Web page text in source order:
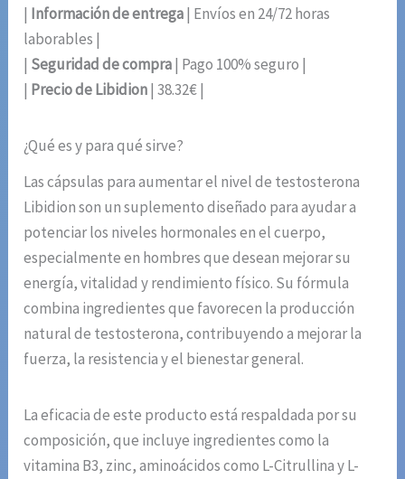
| Información de entrega| Envíos en 24/72 horas
laborables |
| Seguridad de compra| Pago 100% seguro |
| Precio de Libidion| 38.32€ |
¿Qué es y para qué sirve?
Las cápsulas para aumentar el nivel de testosterona
Libidion son un suplemento diseñado para ayudar a
potenciar los niveles hormonales en el cuerpo,
especialmente en hombres que desean mejorar su
energía, vitalidad y rendimiento físico. Su fórmula
combina ingredientes que favorecen la producción
natural de testosterona, contribuyendo a mejorar la
fuerza, la resistencia y el bienestar general.
La eficacia de este producto está respaldada por su
composición, que incluye ingredientes como la
vitamina B3, zinc, aminoácidos como L-Citrullina y L-